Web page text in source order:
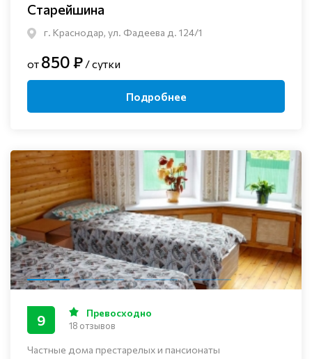
Старейшина
г. Краснодар, ул. Фадеева д. 124/1
от 850 ₽ / сутки
Подробнее
Частные дома престарелых и пансионаты
9 Превосходно
18 отзывов